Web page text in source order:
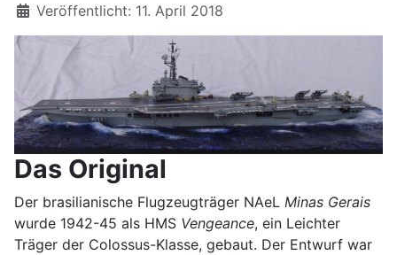
Details
Veröffentlicht: 11. April 2018
Das Original
Der brasilianische Flugzeugträger NAeL Minas Gerais
wurde 1942-45 als HMS Vengeance, ein Leichter
Träger der Colossus-Klasse, gebaut. Der Entwurf war